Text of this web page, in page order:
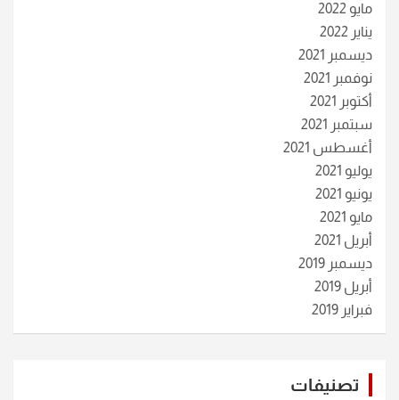
مايو 2022
يناير 2022
ديسمبر 2021
نوفمبر 2021
أكتوبر 2021
سبتمبر 2021
أغسطس 2021
يوليو 2021
يونيو 2021
مايو 2021
أبريل 2021
ديسمبر 2019
أبريل 2019
فبراير 2019
تصنيفات